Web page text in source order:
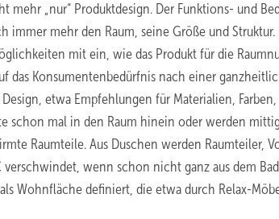
mehr „nur“ Produktdesign. Der Funktions- und
immer mehr den Raum, seine Größe und
mit ein, wie das Produkt für die
das Konsumentenbedürfnis nach einer
etwa Empfehlungen für Materialien,
schon mal in den Raum hinein oder werden
Raumteile. Aus Duschen werden Raumteiler,
verschwindet, wenn schon nicht ganz aus dem
Wohnfläche definiert, die etwa durch Relax-